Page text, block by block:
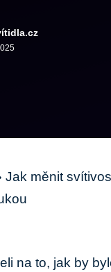
Jak měnit
​na to, jak by